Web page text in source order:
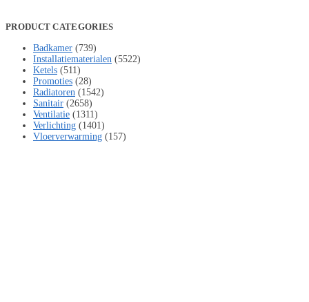
PRODUCT CATEGORIES
Badkamer (739)
Installatiematerialen (5522)
Ketels (511)
Promoties (28)
Radiatoren (1542)
Sanitair (2658)
Ventilatie (1311)
Verlichting (1401)
Vloerverwarming (157)